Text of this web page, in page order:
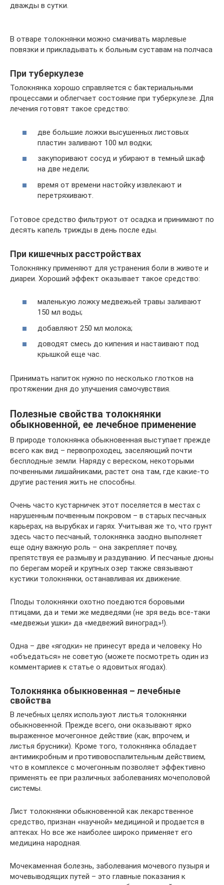
дважды в сутки.
В отваре толокнянки можно смачивать марлевые
повязки и прикладывать к больным суставам на полчаса
При туберкулезе
Толокнянка хорошо справляется с бактериальными
процессами и облегчает состояние при туберкулезе. Для
лечения готовят такое средство:
две большие ложки высушенных листовых
пластин заливают 100 мл водки;
закупоривают сосуд и убирают в темный шкаф
на две недели;
время от времени настойку извлекают и
перетряхивают.
Готовое средство фильтруют от осадка и принимают по
десять капель трижды в день после еды.
При кишечных расстройствах
Толокнянку применяют для устранения боли в животе и
диареи. Хороший эффект оказывает такое средство:
маленькую ложку медвежьей травы заливают
150 мл воды;
добавляют 250 мл молока;
доводят смесь до кипения и настаивают под
крышкой еще час.
Принимать напиток нужно по несколько глотков на
протяжении дня до улучшения самочувствия.
Полезные свойства толокнянки
обыкновенной, ее лечебное применение
В природе толокнянка обыкновенная выступает прежде
всего как вид – первопроходец, заселяющий почти
бесплодные земли. Наряду с вереском, некоторыми
почвенными лишайниками, растет она там, где какие-то
другие растения жить не способны.
Очень часто кустарничек этот поселяется в местах с
нарушенным почвенным покровом – в старых песчаных
карьерах, на вырубках и гарях. Учитывая же то, что грунт
здесь часто песчаный, толокнянка заодно выполняет
еще одну важную роль – она закрепляет почву,
препятствуя ее размыву и раздуванию. И песчаные дюны
по берегам морей и крупных озер также связывают
кустики толокнянки, останавливая их движение.
Плоды толокнянки охотно поедаются боровыми
птицами, да и теми же медведями (не зря ведь все-таки
«медвежьи ушки» да «медвежий виноград»!).
Одна – две «ягодки» не принесут вреда и человеку. Но
«объедаться» не советую (можете посмотреть один из
комментариев к статье о ядовитых ягодах).
Толокнянка обыкновенная – лечебные
свойства
В лечебных целях используют листья толокнянки
обыкновенной. Прежде всего, они оказывают ярко
выраженное мочегонное действие (как, впрочем, и
листья брусники). Кроме того, толокнянка обладает
антимикробным и противовоспалительным действием,
что в комплексе с мочегонным позволяет эффективно
применять ее при различных заболеваниях мочеполовой
системы.
Лист толокнянки обыкновенной как лекарственное
средство, признан «научной» медициной и продается в
аптеках. Но все же наиболее широко применяет его
медицина народная.
Мочекаменная болезнь, заболевания мочевого пузыря и
мочевыводящих путей – это главные показания к